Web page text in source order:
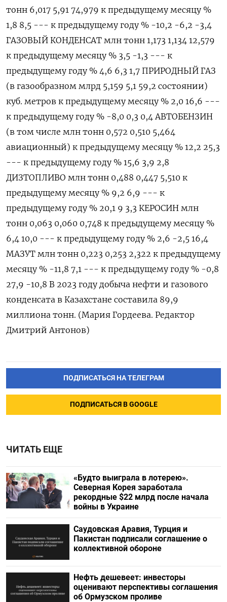
тонн 6,017 5,91 74,979 к предыдущему месяцу %
1,8 8,5 --- к предыдущему году % -10,2 -6,2 -3,4
ГАЗОВЫЙ КОНДЕНСАТ млн тонн 1,173 1,134 12,579
к предыдущему месяцу % 3,5 -1,3 --- к
предыдущему году % 4,6 6,3 1,7 ПРИРОДНЫЙ ГАЗ
(в газообразном млрд 5,159 5,1 59,2 состоянии)
куб. метров к предыдущему месяцу % 2,0 16,6 ---
к предыдущему году % -8,0 0,3 0,4 АВТОБЕНЗИН
(в том числе млн тонн 0,572 0,510 5,464
авиационный) к предыдущему месяцу % 12,2 25,3
--- к предыдущему году % 15,6 3,9 2,8
ДИЗТОПЛИВО млн тонн 0,488 0,447 5,510 к
предыдущему месяцу % 9,2 6,9 --- к
предыдущему году % 20,1 9 3,3 КЕРОСИН млн
тонн 0,063 0,060 0,748 к предыдущему месяцу %
6,4 10,0 --- к предыдущему году % 2,6 -2,5 16,4
МАЗУТ млн тонн 0,223 0,253 2,322 к предыдущему
месяцу % -11,8 7,1 --- к предыдущему году % -0,8
27,9 -10,8 В 2023 году добыча нефти и газового
конденсата в Казахстане составила 89,9
миллиона тонн. (Мария Гордеева. Редактор
Дмитрий Антонов)
ПОДПИСАТЬСЯ НА ТЕЛЕГРАМ
ПОДПИСАТЬСЯ В GOOGLE
ЧИТАТЬ ЕЩЕ
«Будто выиграла в лотерею».
Северная Корея заработала
рекордные $22 млрд после начала
войны в Украине
Саудовская Аравия, Турция и
Пакистан подписали соглашение о
коллективной обороне
Нефть дешевеет: инвесторы
оценивают перспективы соглашения
об Ормузском проливе